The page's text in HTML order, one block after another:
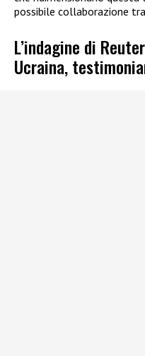
possibile collaborazione
L’indagine di
Ucraina,